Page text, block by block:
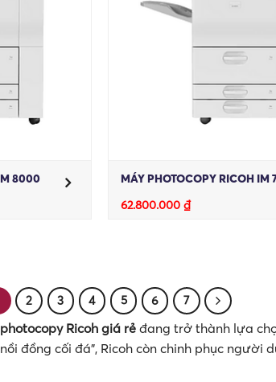
8000
MÁY PHOTOCOPY RICOH IM
62.800.000 ₫
2 3 4 5 6 7
Ricoh giá rẻ đang trở thành lựa
đồng cối đá”, Ricoh còn chinh phục